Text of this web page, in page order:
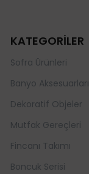
KATEGORİLER
Sofra Ürünleri
Banyo Aksesuarları
Dekoratif Objeler
Mutfak Gereçleri
Fincanı Takımı
Boncuk Serisi